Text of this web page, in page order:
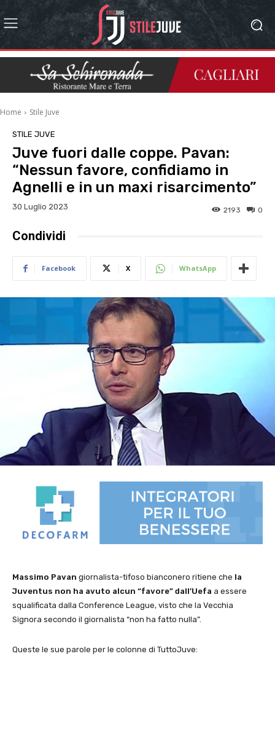
Home Stile Juve
STILE JUVE
Juve fuori dalle coppe. Pavan:
“Nessun favore, confidiamo in
Agnelli e in un maxi risarcimento”
30 Luglio 2023 0
2193
Condividi
Facebook X WhatsApp
Massimo Pavan giornalista-tifoso bianconero ritiene che la
Juventus non ha avuto alcun “favore” dall’Uefa a essere
squalificata dalla Conference League, visto che la Vecchia
Signora secondo il giornalista “non ha fatto nulla”.
Queste le sue parole per le colonne di TuttoJuve: